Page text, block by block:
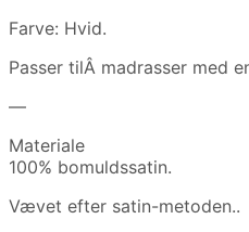
Farve: Hvid.
Passer tilÂ madrasser med
—
Materiale
100% bomuldssatin.
Vævet efter satin-metoden..